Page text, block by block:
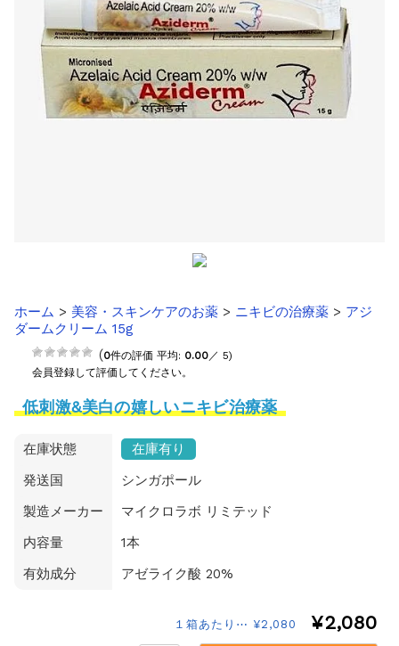
2025.11.19
年末年始の営業について【2025-202...
お知らせ
2025.8.24
問い合わせ停止期間のご案内...
ホーム > 美容・スキンケアのお薬 > ニキビの治療薬 > アジ
ダームクリーム 15g
(0件の評価 平均: 0.00／ 5)
会員登録して評価してください。
低刺激&美白の嬉しいニキビ治療薬
在庫状態
在庫有り
発送国
シンガポール
製造メーカー
マイクロラボ リミテッド
内容量
1本
有効成分
アゼライク酸 20%
１箱あたり⋯ ¥2,080 ¥2,080